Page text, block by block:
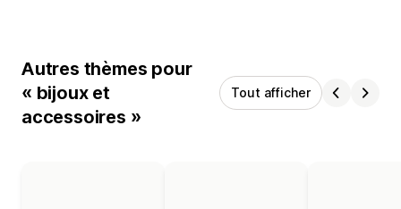
Autres thèmes pour
« bijoux et
accessoires »
Tout afficher